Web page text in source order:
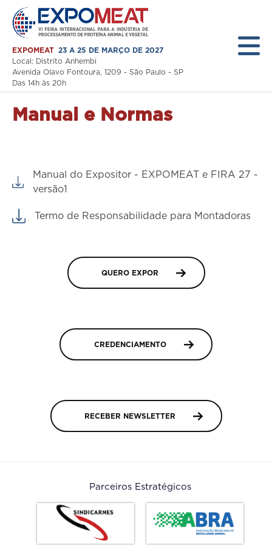
EXPOMEAT 23 A 25 DE MARÇO DE 2027
Local: Distrito Anhembi
Avenida Olavo Fontoura, 1209 - São Paulo - SP
Das 14h às 20h
Home
Programação
Contato
Manual e Normas
Manual do Expositor - EXPOMEAT e FIRA 27 -
versão1
Termo de Responsabilidade para Montadoras
QUERO EXPOR
CREDENCIAMENTO
RECEBER NEWSLETTER
Parceiros Estratégicos